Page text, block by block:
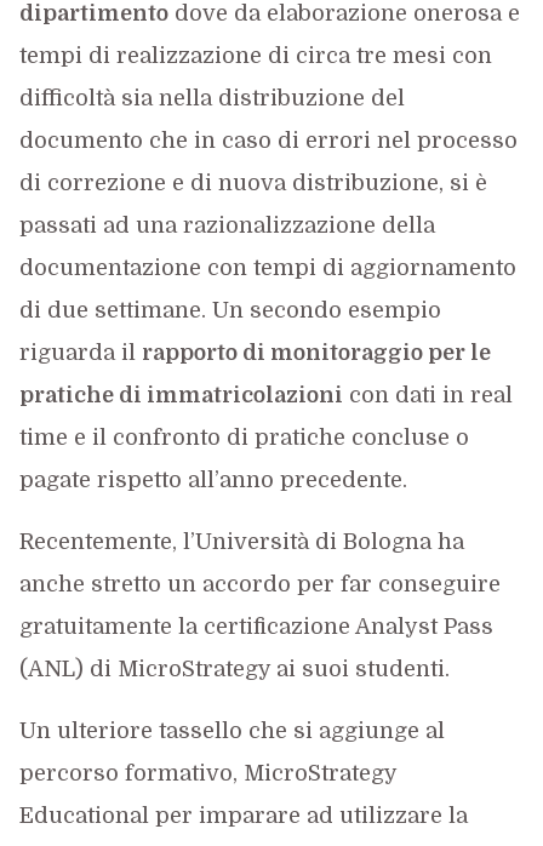
dipartimentodove da elaborazione onerosa e
tempi di realizzazione di circa tre mesi con
difficoltà sia nella distribuzione del
documento che in caso di errori nel processo
di correzione e di nuova distribuzione, si è
passati ad una razionalizzazione della
documentazione con tempi di aggiornamento
di due settimane. Un secondo esempio
riguarda il rapporto di monitoraggio per le
pratiche di immatricolazioni con dati in real
time e il confronto di pratiche concluse o
pagate rispetto all’anno precedente.
Recentemente, l’Università di Bologna ha
anche stretto un accordo per far conseguire
gratuitamente la certificazione Analyst Pass
(ANL) di MicroStrategy ai suoi studenti.
Un ulteriore tassello che si aggiunge al
percorso formativo, MicroStrategy
Educational per imparare ad utilizzare la